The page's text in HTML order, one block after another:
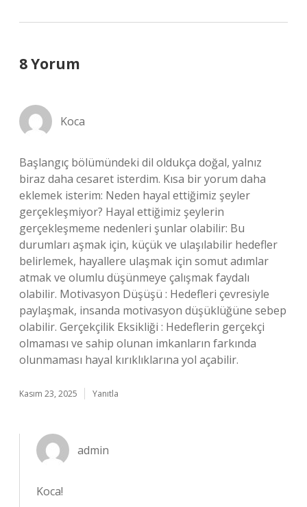
8 Yorum
Koca
Başlangıç bölümündeki dil oldukça doğal, yalnız
biraz daha cesaret isterdim. Kısa bir yorum daha
eklemek isterim: Neden hayal ettiğimiz şeyler
gerçekleşmiyor? Hayal ettiğimiz şeylerin
gerçekleşmeme nedenleri şunlar olabilir: Bu
durumları aşmak için, küçük ve ulaşılabilir hedefler
belirlemek, hayallere ulaşmak için somut adımlar
atmak ve olumlu düşünmeye çalışmak faydalı
olabilir. Motivasyon Düşüşü : Hedefleri çevresiyle
paylaşmak, insanda motivasyon düşüklüğüne sebep
olabilir. Gerçekçilik Eksikliği : Hedeflerin gerçekçi
olmaması ve sahip olunan imkanların farkında
olunmaması hayal kırıklıklarına yol açabilir.
Kasım 23, 2025 Yanıtla
admin
Koca!